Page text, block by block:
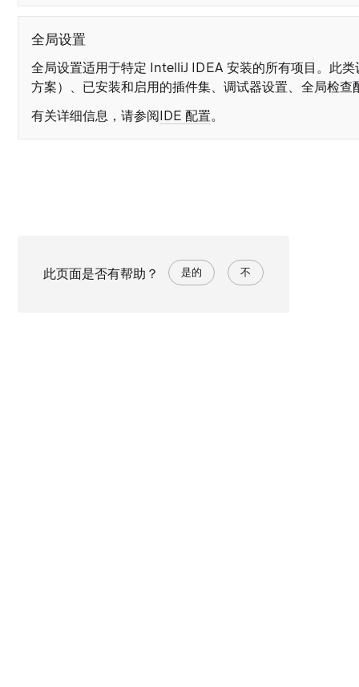
全局设置
全局设置适用于特定 IntelliJ IDEA 安装的所有项目。此
方案）、已安装和启用的插件集、调试器设置、全局检查
有关详细信息，请参阅 IDE 配置。
此页面是否有帮助？ 是的 不